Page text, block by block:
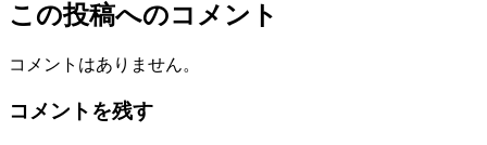
この投稿へのコメント
コメントはありません。
コメントを残す